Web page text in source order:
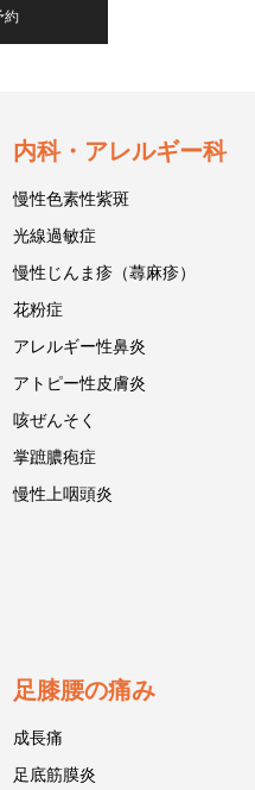
約
内科・アレルギー科
慢性色素性紫斑
光線過敏症
慢性じんま疹（蕁麻疹）
花粉症
アレルギー性鼻炎
アトピー性皮膚炎
咳ぜんそく
掌蹠膿疱症
慢性上咽頭炎
足膝腰の痛み
成長痛
足底筋膜炎